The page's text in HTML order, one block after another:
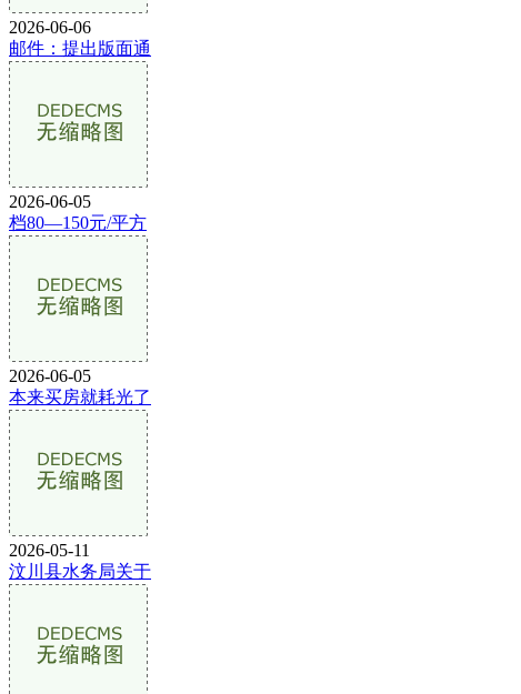
2026-06-06
邮件：提出版面通
2026-06-05
档80—150元/平方
2026-06-05
本来买房就耗光了
2026-05-11
汶川县水务局关于